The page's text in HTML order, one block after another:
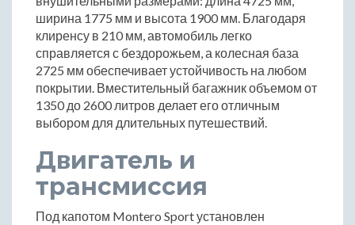
ширина 1775 мм и высота 1900 мм. Благодаря
клиренсу в 210 мм, автомобиль легко
справляется с бездорожьем, а колесная база
2725 мм обеспечивает устойчивость на любом
покрытии. Вместительный багажник объемом от
1350 до 2600 литров делает его отличным
выбором для длительных путешествий.
Двигатель и
трансмиссия
Под капотом Montero Sport установлен